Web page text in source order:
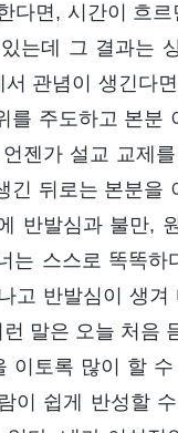
다면, 시간이 흐
는데 그 결과는
관념이 생긴다
주도하고 본분
젠가 설교 교제
뒤로는 본분을
반발심과 불만,
는 스스로 똑똑하
고 반발심이 생
말은 오늘 처음
토록 많이 할 수
쉽게 반성할